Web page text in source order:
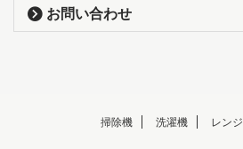
お問い合わせ
掃除機 洗濯機 レンジ